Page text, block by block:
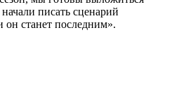
писать сценарий
он станет последним».